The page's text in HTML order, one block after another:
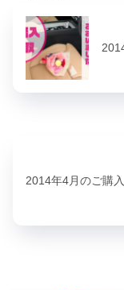
2014年4月のご購